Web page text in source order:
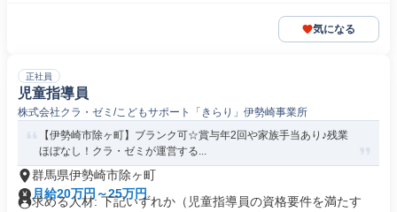
気になる
正社員
児童指導員
株式会社クラ・ゼミ/こどもサポート「きらり」伊勢崎事業所
【伊勢崎市除ヶ町】ブランク可☆賞与年2回や家族手当あり♪残業
ほぼなし！クラ・ゼミが運営する...
群馬県伊勢崎市除ヶ町
月給20万円～25万円
求める人材: 下記いずれか（児童指導員の資格要件を満たす